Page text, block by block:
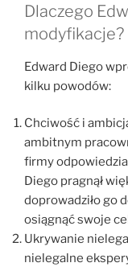
Dlaczego
modyfikacje?
Edward Diego
kilku powodów:
Chciwość i
ambitnym
firmy
Diego pragnął
doprowadziło go
osiągnąć swoje
Ukrywanie
nielegalne